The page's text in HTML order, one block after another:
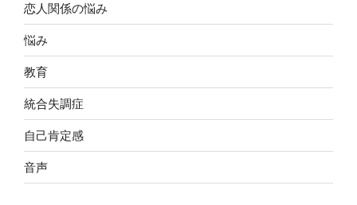
恋人関係の悩み
悩み
教育
統合失調症
自己肯定感
音声